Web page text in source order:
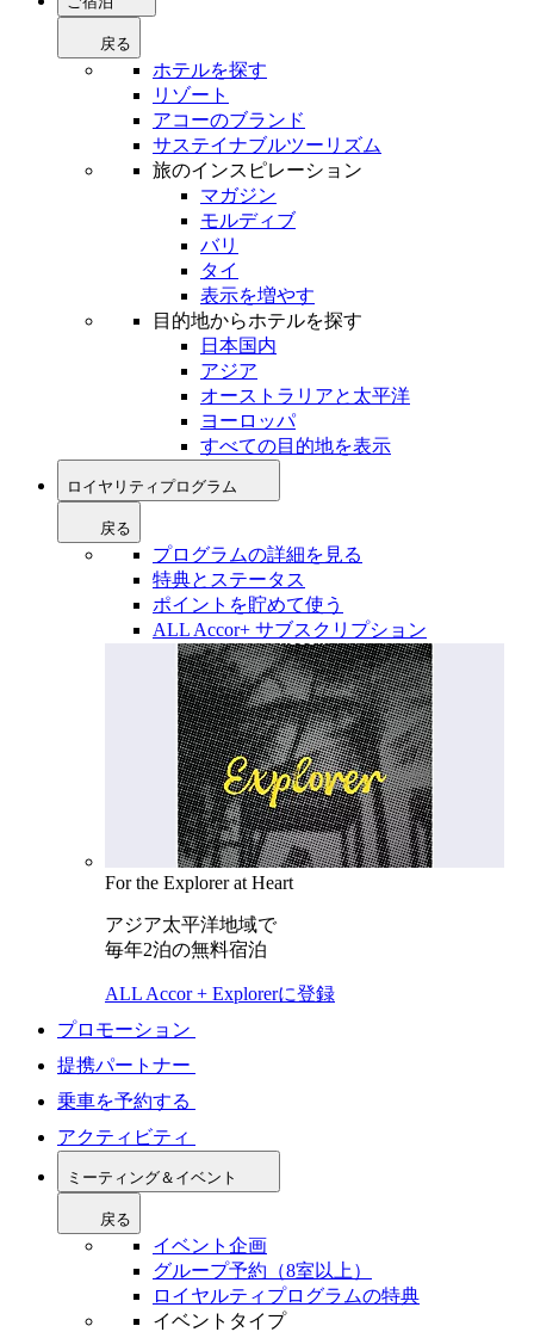
戻る
ホテルを探す
リゾート
アコーのブランド
サステイナブルツーリズム
旅のインスピレーション
マガジン
モルディブ
バリ
タイ
表示を増やす
目的地からホテルを探す
日本国内
アジア
オーストラリアと太平洋
ヨーロッパ
すべての目的地を表示
ロイヤリティプログラム
戻る
プログラムの詳細を見る
特典とステータス
ポイントを貯めて使う
ALL Accor+ サブスクリプション
For the Explorer at Heart
アジア太平洋地域で
毎年2泊の無料宿泊
ALL Accor + Explorerに登録
プロモーション
提携パートナー
乗車を予約する
アクティビティ
ミーティング＆イベント
戻る
イベント企画
グループ予約（8室以上）
ロイヤルティプログラムの特典
イベントタイプ